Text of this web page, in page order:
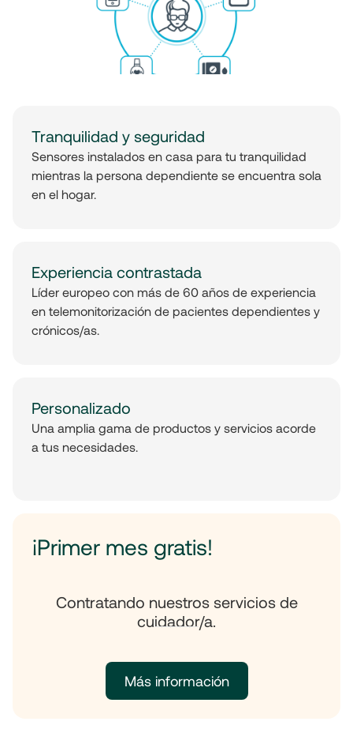
Tranquilidad y seguridad
Sensores instalados en casa para tu tranquilidad
mientras la persona dependiente se encuentra sola
en el hogar.
Experiencia contrastada
Líder europeo con más de 60 años de experiencia
en telemonitorización de pacientes dependientes y
crónicos/as.
Personalizado
Una amplia gama de productos y servicios acorde
a tus necesidades.
¡Primer mes gratis!
Contratando nuestros servicios de
cuidador/a.
Más información